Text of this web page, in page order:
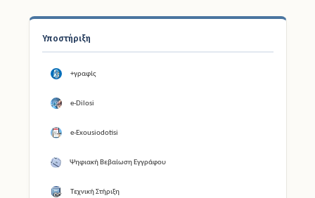
Υποστήριξη
+γραφίς
e-Dilosi
e-Exousiodotisi
Ψηφιακή Βεβαίωση Εγγράφου
Τεχνική Στήριξη